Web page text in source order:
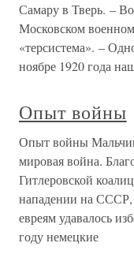
Самару в Тверь. –
Московском
«терсистема». –
ноябре 1920 года
Опыт войны
Опыт войны
мировая война.
Гитлеровской
нападении на
евреям удавалось
году немецкие